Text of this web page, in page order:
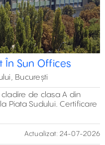
În Sun Offices
București
de clasa A din
Piata Sudului. Certificare
Actualizat: 24-07-2026